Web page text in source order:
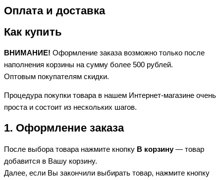
Оплата и доставка
Как купить
ВНИМАНИЕ! Оформление заказа возможно только после
наполнения корзины на сумму более 500 рублей.
Оптовым покупателям скидки.
Процедура покупки товара в нашем Интернет-магазине очень
проста и состоит из нескольких шагов.
1. Оформление заказа
После выбора товара нажмите кнопку В корзину— товар
добавится в Вашу корзину.
Далее, если Вы закончили выбирать товар, нажмите кнопку